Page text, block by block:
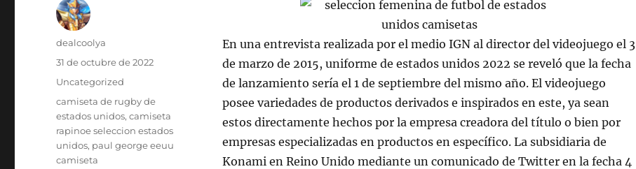
En una entrevista realizada por el medio IGN al director del videojuego el 3
de marzo de 2015, uniforme de estados unidos 2022 se reveló que la fecha
de lanzamiento sería el 1 de septiembre del mismo año. El videojuego
posee variedades de productos derivados e inspirados en este, ya sean
estos directamente hechos por la empresa creadora del título o bien por
empresas especializadas en productos en específico. La subsidiaria de
Konami en Reino Unido mediante un comunicado de Twitter en la fecha 4
Autor
dealcoolya
Publicado
31 de octubre de 2022
Categorías
Uncategorized
Etiquetas
camiseta de rugby de
estados unidos,camiseta
rapinoe seleccion estados
unidos, paul george eeuu
camiseta